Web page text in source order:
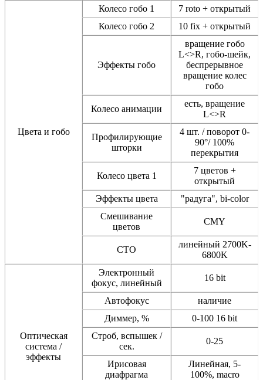
Цвета и гобо
Колесо гобо 1
7 roto + открытый
Колесо гобо 2
10 fix + открытый
Эффекты гобо
вращение гобо
L<>R, гобо-шейк,
беспрерывное
вращение колес
гобо
Колесо анимации
есть, вращение
L<>R
Профилирующие
шторки
4 шт. / поворот 0-
90°/ 100%
перекрытия
Колесо цвета 1
7 цветов +
открытый
Эффекты цвета
"радуга", bi-color
Смешивание
цветов
CMY
СТО
линейный 2700K-
6800K
Оптическая
система /
эффекты
Электронный
фокус, линейный
16 bit
Автофокус
наличие
Диммер, %
0-100 16 bit
Строб, вспышек /
сек.
0-25
Ирисовая
диафрагма
Линейная, 5-
100%, macro